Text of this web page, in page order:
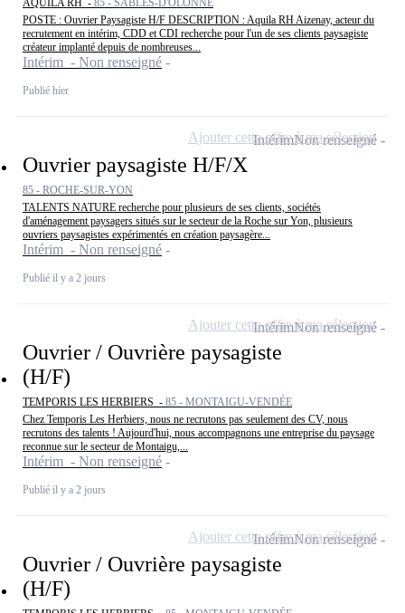
AQUILA RH - 85 - SABLES-D'OLONNE
POSTE : Ouvrier Paysagiste H/F DESCRIPTION : Aquila RH Aizenay, acteur du
recrutement en intérim, CDD et CDI recherche pour l'un de ses clients paysagiste
créateur implanté depuis de nombreuses...
Intérim - Non renseigné
Publié hier
Ouvrier paysagiste H/F/X
85 - ROCHE-SUR-YON
TALENTS NATURE recherche pour plusieurs de ses clients, sociétés
d'aménagement paysagers situés sur le secteur de la Roche sur Yon, plusieurs
ouvriers paysagistes expérimentés en création paysagère...
Intérim - Non renseigné
Publié il y a 2 jours
IntérimNon renseigné
Ajouter cette offre à ma sélection
Ouvrier / Ouvrière paysagiste
(H/F)
TEMPORIS LES HERBIERS - 85 - MONTAIGU-VENDÉE
Chez Temporis Les Herbiers, nous ne recrutons pas seulement des CV, nous
recrutons des talents ! Aujourd'hui, nous accompagnons une entreprise du paysage
reconnue sur le secteur de Montaigu,...
Intérim - Non renseigné
Publié il y a 2 jours
IntérimNon renseigné
Ajouter cette offre à ma sélection
Ouvrier / Ouvrière paysagiste
(H/F)
IntérimNon renseigné
Ajouter cette offre à ma sélection